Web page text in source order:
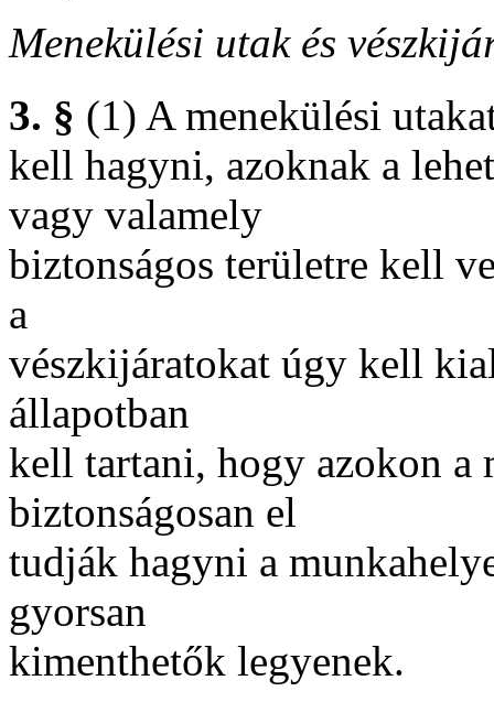
Menekülési utak és
3. § (1) A menekülési
kell hagyni, azoknak a
vagy valamely
biztonságos területre kell
a
vészkijáratokat úgy kell
állapotban
kell tartani, hogy azokon a
biztonságosan el
tudják hagyni a
gyorsan
kimenthetők legyenek.